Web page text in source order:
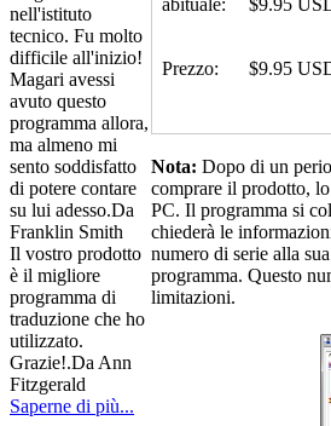
nell'istituto
tecnico. Fu molto
difficile all'inizio!
Magari avessi
avuto questo
programma allora,
ma almeno mi
sento soddisfatto
di potere contare
su lui adesso.Da
Franklin Smith
Il vostro prodotto
è il migliore
programma di
traduzione che ho
utilizzato.
Grazie!.Da Ann
Fitzgerald
Saperne di più...
Prezzo: $9.95
Nota: Dopo di un
comprare il prodotto,
PC. Il programma si
chiederà le
numero di serie alla
programma. Questo
limitazioni.